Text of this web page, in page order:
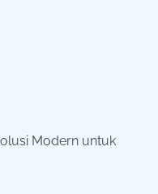
Modern untuk